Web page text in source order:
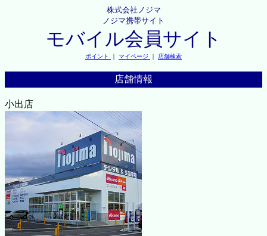
株式会社ノジマ
ノジマ携帯サイト
モバイル会員サイト
ポイント ｜ マイページ ｜ 店舗検索
店舗情報
小出店